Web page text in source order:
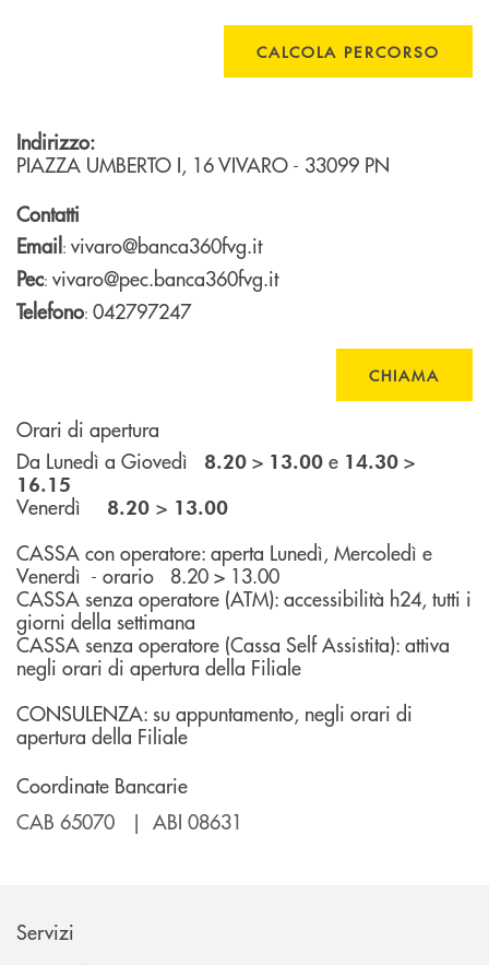
CALCOLA PERCORSO
Indirizzo:
PIAZZA UMBERTO I, 16VIVARO - 33099 PN
Contatti
Email: vivaro@banca360fvg.it
Pec: vivaro@pec.banca360fvg.it
Telefono: 042797247
CHIAMA
Orari di apertura
Da Lunedì a Giovedì 8.20 > 13.00 e 14.30 >
16.15
Venerdì 8.20 > 13.00
CASSA con operatore: aperta Lunedì, Mercoledì e
Venerdì - orario 8.20 > 13.00
CASSA senza operatore (ATM): accessibilità h24, tutti i
giorni della settimana
CASSA senza operatore (Cassa Self Assistita): attiva
negli orari di apertura della Filiale
CONSULENZA: su appuntamento, negli orari di
apertura della Filiale
Coordinate Bancarie
CAB 65070 | ABI 08631
Servizi